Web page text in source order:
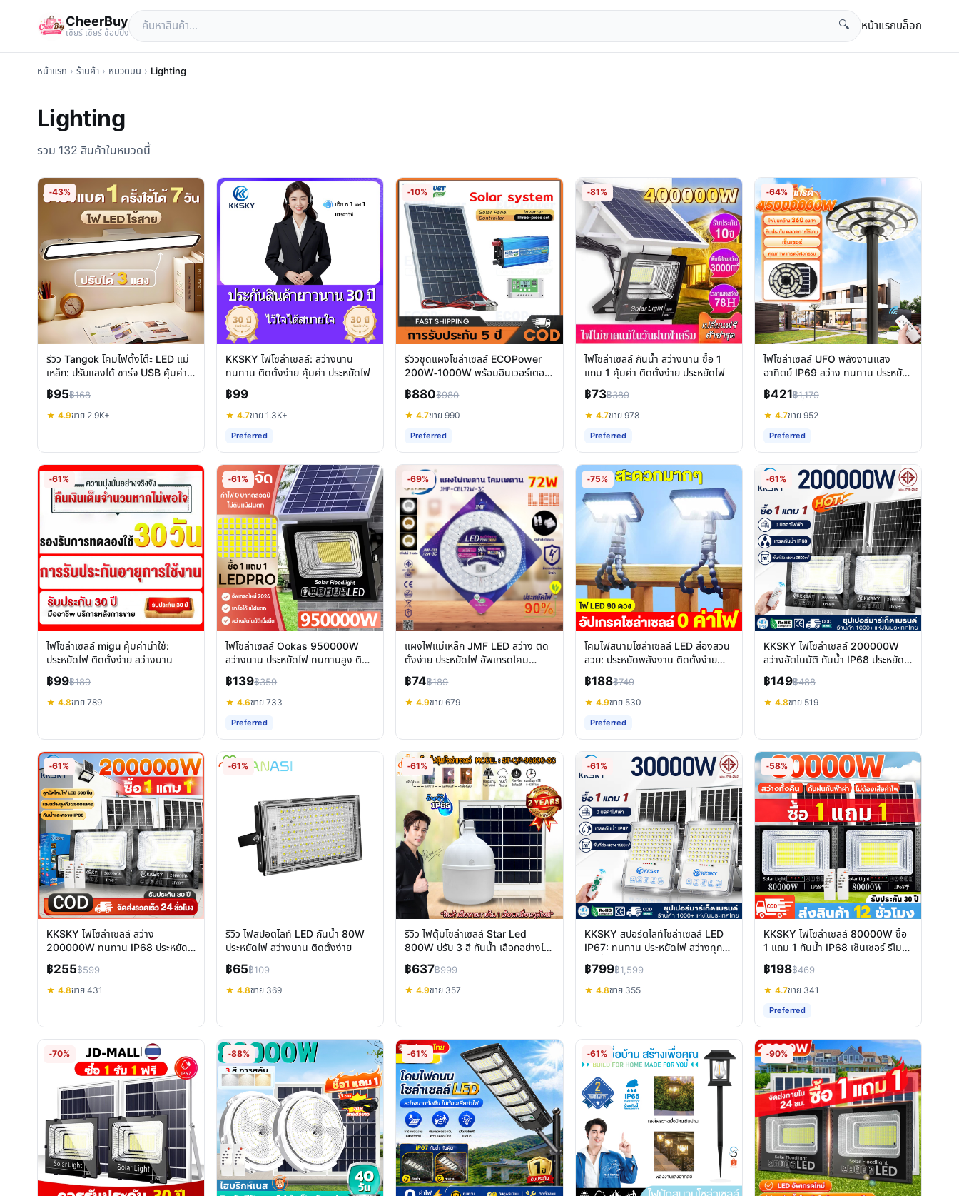
CheerBuy
เซียร์ เซียร์ ช้อปปิ้ง
🔍 หน้าแรกบล็อก
หน้าแรก › ร้านค้า › หมวดบน › Lighting
Lighting
รวม 132 สินค้าในหมวดนี้
-43%
รีวิว Tangok โคมไฟตั้งโต๊ะ LED แม่
เหล็ก: ปรับแสงได้ ชาร์จ USB คุ้มค่า
ไหม
฿95฿168
★ 4.9ขาย 2.9K+
KKSKY ไฟโซล่าเซลล์: สว่างนาน
ทนทาน ติดตั้งง่าย คุ้มค่า ประหยัดไฟ
฿99
★ 4.7ขาย 1.3K+
Preferred
-10%
รีวิวชุดแผงโซล่าเซลล์ ECOPower
200W-1000W พร้อมอินเวอร์เตอร์
และคอนโทรลเลอร์
฿880฿980
★ 4.7ขาย 990
Preferred
-81%
ไฟโซล่าเซลล์ กันน้ำ สว่างนาน ซื้อ 1
แถม 1 คุ้มค่า ติดตั้งง่าย ประหยัดไฟ
฿73฿389
★ 4.7ขาย 978
Preferred
-64%
ไฟโซล่าเซลล์ UFO พลังงานแสง
อาทิตย์ IP69 สว่าง ทนทาน ประหยัด
ค่าไฟ
฿421฿1,179
★ 4.7ขาย 952
Preferred
-61%
ไฟโซล่าเซลล์ migu คุ้มค่าน่าใช้:
ประหยัดไฟ ติดตั้งง่าย สว่างนาน
฿99฿189
★ 4.8ขาย 789
-61%
ไฟโซล่าเซลล์ Ookas 950000W
สว่างนาน ประหยัดไฟ ทนทานสูง ติด
ตั้งง่าย
฿139฿359
★ 4.6ขาย 733
Preferred
-69%
แผงไฟแม่เหล็ก JMF LED สว่าง ติด
ตั้งง่าย ประหยัดไฟ อัพเกรดโคม
เพดาน
฿74฿189
★ 4.9ขาย 679
-75%
โคมไฟสนามโซล่าเซลล์ LED ส่องสวน
สวย: ประหยัดพลังงาน ติดตั้งง่าย
IP67
฿188฿749
★ 4.9ขาย 530
Preferred
-61%
KKSKY ไฟโซล่าเซลล์ 200000W
สว่างอัตโนมัติ กันน้ำ IP68 ประหยัด
ไฟ
฿149฿488
★ 4.8ขาย 519
-61%
KKSKY ไฟโซล่าเซลล์ สว่าง
200000W ทนทาน IP68 ประหยัด
ไฟสุดคุ้ม
฿255฿599
★ 4.8ขาย 431
-61%
รีวิว ไฟสปอตไลท์ LED กันน้ำ 80W
ประหยัดไฟ สว่างนาน ติดตั้งง่าย
฿65฿109
★ 4.8ขาย 369
-61%
รีวิว ไฟตุ้มโซล่าเซลล์ Star Led
800W ปรับ 3 สี กันน้ำ เลือกอย่างไร
ให้คุ้มค่า
฿637฿999
★ 4.9ขาย 357
-61%
KKSKY สปอร์ตไลท์โซล่าเซลล์ LED
IP67: ทนทาน ประหยัดไฟ สว่างทุก
พื้นที่
฿799฿1,599
★ 4.8ขาย 355
-58%
KKSKY ไฟโซล่าเซลล์ 80000W ซื้อ
1 แถม 1 กันน้ำ IP68 เซ็นเซอร์ รีโมท
ประหยัดไฟ
฿198฿469
★ 4.7ขาย 341
Preferred
-70% -88% -61% -61% -90%